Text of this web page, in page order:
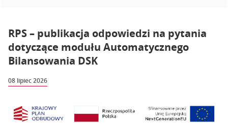
RPS – publikacja odpowiedzi na pytania
dotyczące modułu Automatycznego
Bilansowania DSK
08 lipiec 2026